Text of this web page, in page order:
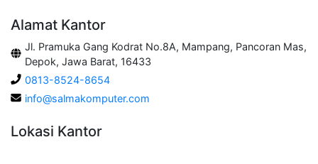
Alamat Kantor
Jl. Pramuka Gang Kodrat No.8A, Mampang, Pancoran Mas,
Depok, Jawa Barat, 16433
0813-8524-8654
info@salmakomputer.com
Lokasi Kantor